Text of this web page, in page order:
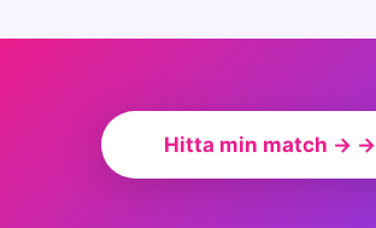
Hitta min match → →